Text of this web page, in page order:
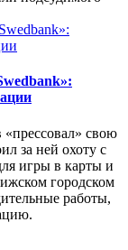
свою
за ней охоту с
игры в карты и
городском
работы,